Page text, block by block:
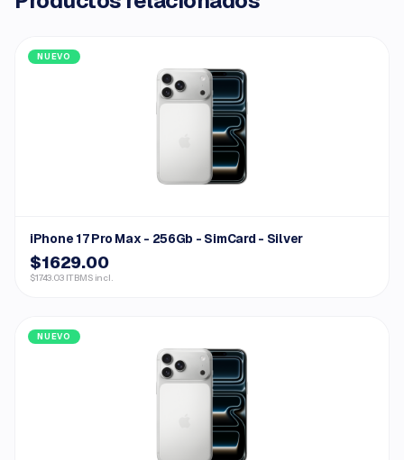
NUEVO
iPhone 17 Pro Max - 256Gb - SimCard - Silver
$1629.00
$1743.03 ITBMS incl.
NUEVO